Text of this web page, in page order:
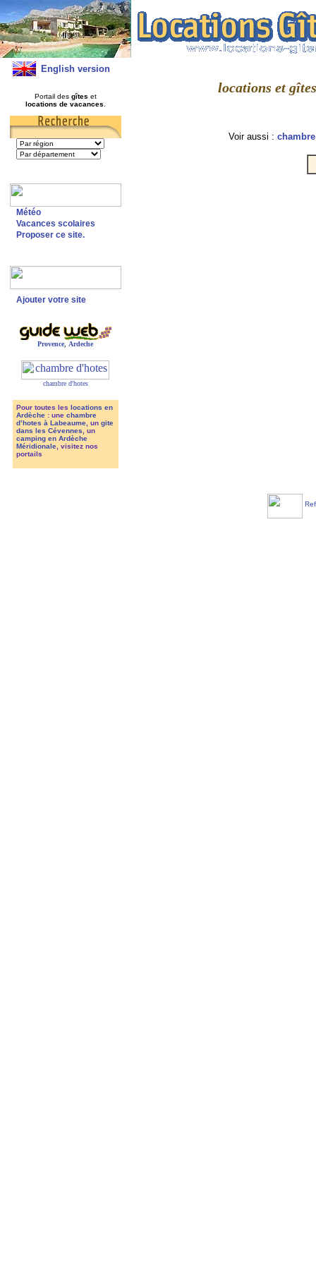
English version
Portail des gîtes et
locations de vacances
Météo
Vacances scolaires
Proposer ce site.
Ajouter votre site
Provence Ardeche
chambre d'hotes
Pour toutes les locations en
Ardèche: une chambre
d’hotes à Labeaume, un gite
dans les Cévennes , un
camping en Ardèche
Méridionale, visitez nos
portails
locations et
Voir aussi :